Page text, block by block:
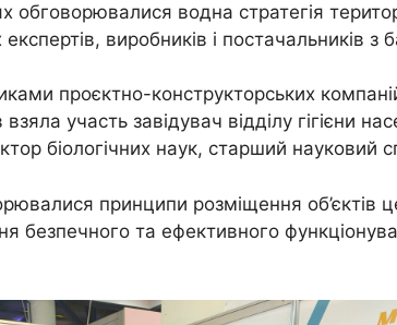
обговорювалися водна стратегія
виробників і постачальників з
проєктно-конструкторських
взяла участь завідувач відділу гігієни
біологічних наук, старший науковий
принципи розміщення
безпечного та ефективного